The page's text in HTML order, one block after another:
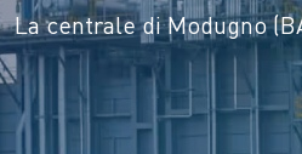
La centrale di Modugno